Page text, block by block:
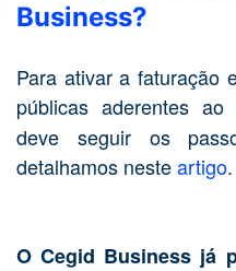
Business?
Para ativar a faturação
públicas aderentes ao
deve seguir os
detalhamos nesteartigo.
O Cegid Business já